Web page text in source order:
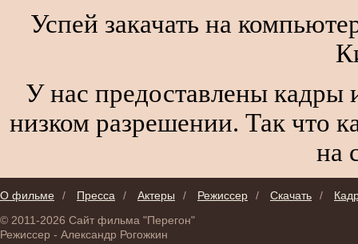
Успей закачать на
У нас предоставлены кадры
низком разрешении. Так что
на
О фильме / Пресса / Актеры / Режиссер / Скачать /
© 2011-2026 Сайт фильма "Перегон"
Режиссер - Александр Рогожкин